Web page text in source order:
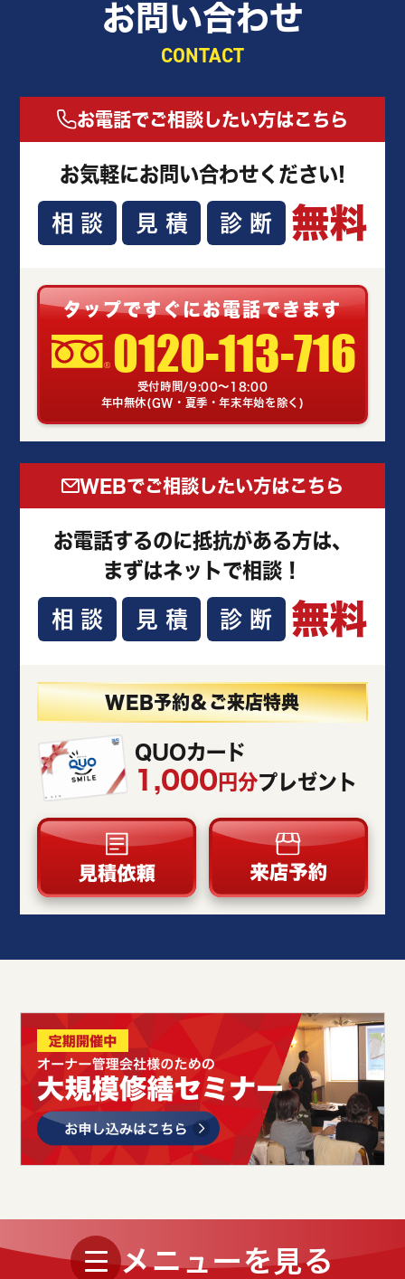
お問い合わせ
CONTACT
お電話でご相談したい方はこちら
お気軽にお問い合わせください!
相談 見積 診断 無料
タップですぐにお電話できます
0120-113-716
受付時間/9:00～18:00
年中無休(GW・夏季・年末年始を除く)
WEBでご相談したい方はこちら
お電話するのに抵抗がある方は、
まずはネットで相談！
相談 見積 診断 無料
WEB予約＆ご来店特典
QUOカード
1,000円分プレゼント
メニューを見る